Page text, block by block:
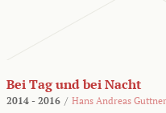
Bei Tag und bei Nacht
2014 - 2016 / Hans Andreas Guttner